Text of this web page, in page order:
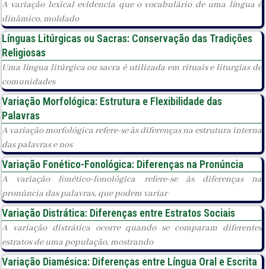
A variação lexical evidencia que o vocabulário de uma língua é
dinâmico, moldado
Línguas Litúrgicas ou Sacras: Conservação das Tradições
Religiosas
Uma língua litúrgica ou sacra é utilizada em rituais e liturgias de
comunidades
Variação Morfológica: Estrutura e Flexibilidade das
Palavras
A variação morfológica refere-se às diferenças na estrutura interna
das palavras e nos
Variação Fonético-Fonológica: Diferenças na Pronúncia
A variação fonético-fonológica refere-se às diferenças na
pronúncia das palavras, que podem variar
Variação Distrática: Diferenças entre Estratos Sociais
A variação distrática ocorre quando se comparam diferentes
estratos de uma população, mostrando
Variação Diamésica: Diferenças entre Língua Oral e Escrita